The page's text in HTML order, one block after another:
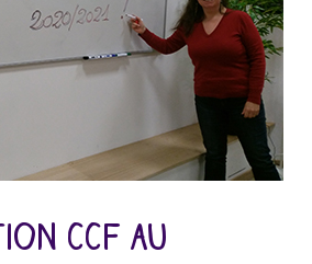
CCF au